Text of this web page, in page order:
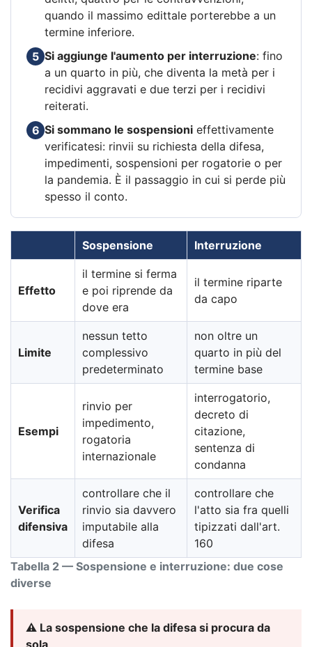
quando il massimo edittale porterebbe a un
termine inferiore.
5 Si aggiunge l'aumento per interruzione: fino
a un quarto in più, che diventa la metà per i
recidivi aggravati e due terzi per i recidivi
reiterati.
6 Si sommano le sospensioni effettivamente
verificatesi: rinvii su richiesta della difesa,
impedimenti, sospensioni per rogatorie o per
la pandemia. È il passaggio in cui si perde più
spesso il conto.
Tabella 2 — Sospensione e interruzione: due cose
diverse
Sospensione Interruzione
Effetto
il termine si ferma
e poi riprende da
dove era
il termine riparte
da capo
Limite
nessun tetto
complessivo
predeterminato
non oltre un
quarto in più del
termine base
Esempi
rinvio per
impedimento,
rogatoria
internazionale
interrogatorio,
decreto di
citazione,
sentenza di
condanna
Verifica
difensiva
controllare che il
rinvio sia davvero
imputabile alla
difesa
controllare che
l'atto sia fra quelli
tipizzati dall'art.
160
⚠️ La sospensione che la difesa si procura da
sola